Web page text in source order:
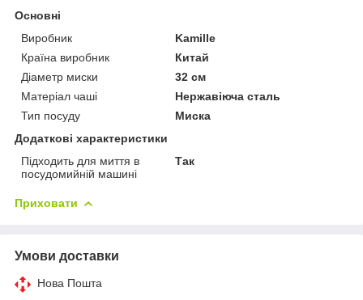
Основні
Виробник
Kamille
Країна виробник
Китай
Діаметр миски
32 см
Матеріал чаші
Нержавіюча сталь
Тип посуду
Миска
Додаткові характеристики
Підходить для миття в
посудомийній машині
Так
Приховати
Умови доставки
Нова Пошта